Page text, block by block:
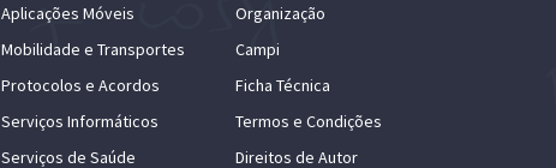
Aplicações Móveis
Mobilidade e Transportes
Protocolos e Acordos
Serviços Informáticos
Serviços de Saúde
Organização
Campi
Ficha Técnica
Termos e Condições
Direitos de Autor